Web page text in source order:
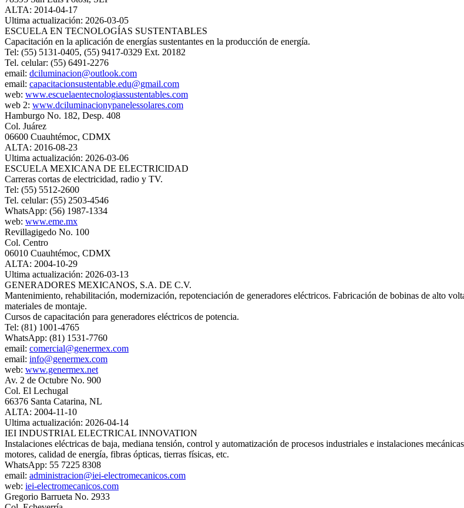
ALTA: 2014-04-17
Ultima actualización: 2026-03-05
ESCUELA EN TECNOLOGÍAS SUSTENTABLES
Capacitación en la aplicación de energías sustentantes en la producción de energía.
Tel: (55) 5131-0405, (55) 9417-0329 Ext. 20182
Tel. celular: (55) 6491-2276
email: dciluminacion@outlook.com
email: capacitacionsustentable.edu@gmail.com
web: www.escuelaentecnologiassustentables.com
web 2: www.dciluminacionypanelessolares.com
Hamburgo No. 182, Desp. 408
Col. Juárez
06600 Cuauhtémoc, CDMX
ALTA: 2016-08-23
Ultima actualización: 2026-03-06
ESCUELA MEXICANA DE ELECTRICIDAD
Carreras cortas de electricidad, radio y TV.
Tel: (55) 5512-2600
Tel. celular: (55) 2503-4546
WhatsApp: (56) 1987-1334
web: www.eme.mx
Revillagigedo No. 100
Col. Centro
06010 Cuauhtémoc, CDMX
ALTA: 2004-10-29
Ultima actualización: 2026-03-13
GENERADORES MEXICANOS, S.A. DE C.V.
Mantenimiento, rehabilitación, modernización, repotenciación de generadores eléctricos. Fabricación de bobinas de alto
materiales de montaje.
Cursos de capacitación para generadores eléctricos de potencia.
Tel: (81) 1001-4765
WhatsApp: (81) 1531-7760
email: comercial@genermex.com
email: info@genermex.com
web: www.genermex.net
Av. 2 de Octubre No. 900
Col. El Lechugal
66376 Santa Catarina, NL
ALTA: 2004-11-10
Ultima actualización: 2026-04-14
IEI INDUSTRIAL ELECTRICAL INNOVATION
Instalaciones eléctricas de baja, mediana tensión, control y automatización de procesos industriales e instalaciones
motores, calidad de energía, fibras ópticas, tierras físicas, etc.
WhatsApp: 55 7225 8308
email: administracion@iei-electromecanicos.com
web: iei-electromecanicos.com
Gregorio Barrueta No. 2933